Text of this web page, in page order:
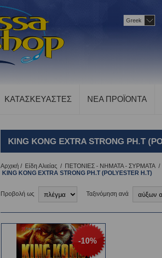
Greek
ΚΑΤΑΣΚΕΥΑΣΤΕΣ ΝΕΑ ΠΡΟΪΟΝΤΑ
KING KONG EXTRA STRONG PH.T
Αρχική / Είδη Αλιείας / ΠΕΤΟΝΙΕΣ - ΝΗΜΑΤΑ - ΣΥΡΜΑΤΑ /
KING KONG EXTRA STRONG PH.T (POLYESTER H.T)
Προβολή ως Ταξινόμηση ανά
-10%